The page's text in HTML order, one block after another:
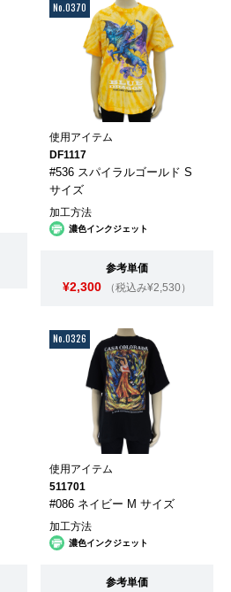
No.0370
使用アイテム
DF1117
#536 スパイラルゴールド S
サイズ
加工方法
濃色インクジェット
参考単価
¥2,300 （税込み¥2,530）
No.0326
使用アイテム
511701
#086 ネイビー M サイズ
加工方法
濃色インクジェット
参考単価